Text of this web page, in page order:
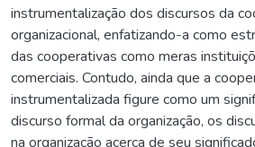
instrumentalização dos discursos da
organizacional, enfatizando-a como
das cooperativas como meras
comerciais. Contudo, ainda que a
instrumentalizada figure como um
discurso formal da organização, os
na organização acerca de seu